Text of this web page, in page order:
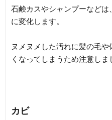
石鹸カスやシャンプーなどは
に変化します。
ヌメヌメした汚れに髪の毛
くなってしまうため注意しま
カビ